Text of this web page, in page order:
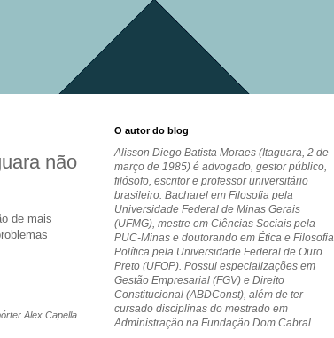
não
de mais
Alex Capella
O autor do blog
Alisson Diego Batista Moraes (Itaguara, 2 de
março de 1985) é advogado, gestor público,
filósofo, escritor e professor universitário
brasileiro. Bacharel em Filosofia pela
Universidade Federal de Minas Gerais
(UFMG), mestre em Ciências Sociais pela
PUC-Minas e doutorando em Ética e Filosofia
Política pela Universidade Federal de Ouro
Preto (UFOP). Possui especializações em
Gestão Empresarial (FGV) e Direito
Constitucional (ABDConst), além de ter
cursado disciplinas do mestrado em
Administração na Fundação Dom Cabral.